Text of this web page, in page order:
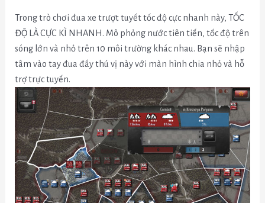
Trong trò chơi đua xe trượt tuyết tốc độ cực nhanh này, TỐC
ĐỘ LÀ CỰC KÌ NHANH. Mô phỏng nước tiên tiến, tốc độ trên
sóng lớn và nhỏ trên 10 môi trường khác nhau. Bạn sẽ nhập
tâm vào tay đua đầy thú vị này với màn hình chia nhỏ và hỗ
trợ trực tuyến.